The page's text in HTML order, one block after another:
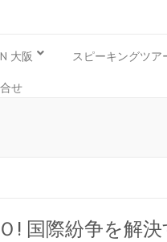
大阪 スピーキングツア
せ
! 国際紛争を解